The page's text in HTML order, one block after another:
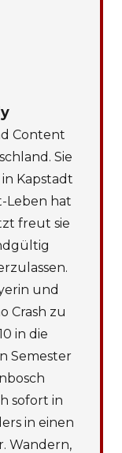
Content
Sie
Kapstadt
Leben hat
freut sie
und
Crash zu
in die
Semester
sofort in
in einen
Wandern,